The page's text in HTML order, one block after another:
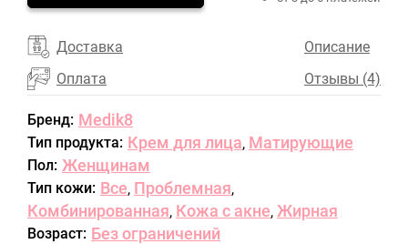
Доставка
Оплата
Описание
Отзывы (4)
Бренд: Medik8
Тип продукта: Крем для лица, Матирующие
Пол: Женщинам
Тип кожи: Все, Проблемная,
Комбинированная, Кожа с акне, Жирная
Возраст: Без ограничений